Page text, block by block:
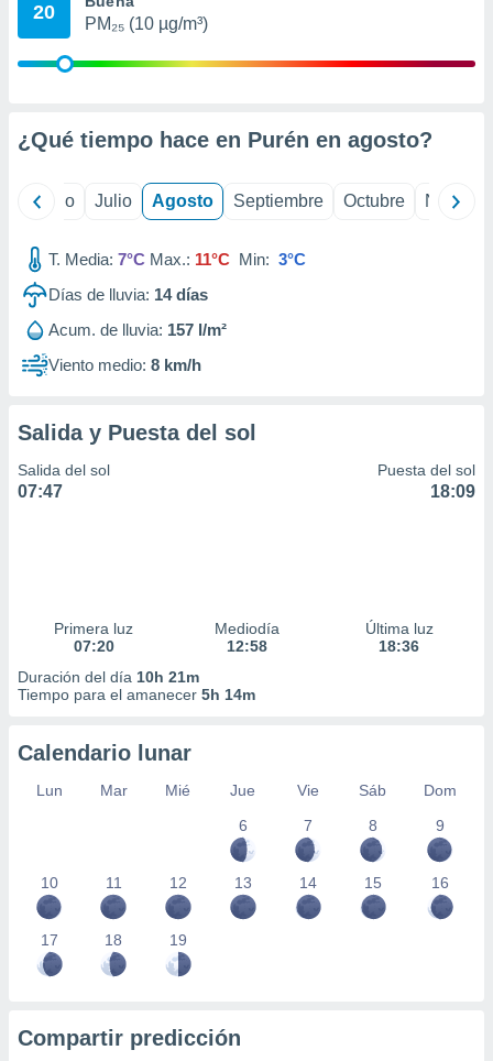
publicidad
publicidad
1199
20
PM₂₅ (10 µg/m³)
¿Qué tiempo hace en Purén en agosto?
Junio Julio Agosto Septiembre Octubre
T. Media: 7°C Max.: 11°C Min: 3°C
Días de lluvia: 14días
Acum. de lluvia: 157 l/m²
Viento medio: 8 km/h
Salida y Puesta del sol
Salida del sol
07:47
Puesta del sol
18:09
Primera luz
07:20
Mediodía
12:58
Última luz
18:36
Duración del día 10h 21m
Tiempo para el amanecer 5h 14m
Calendario lunar
Lun Mar Mié Jue Vie Sáb
Dom
6
7 8 9
10 11 12 13 14 15 16
17 18 19
Compartir predicción